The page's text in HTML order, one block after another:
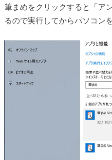
筆まめをクリックすると「ア
るので実行してからパソコン